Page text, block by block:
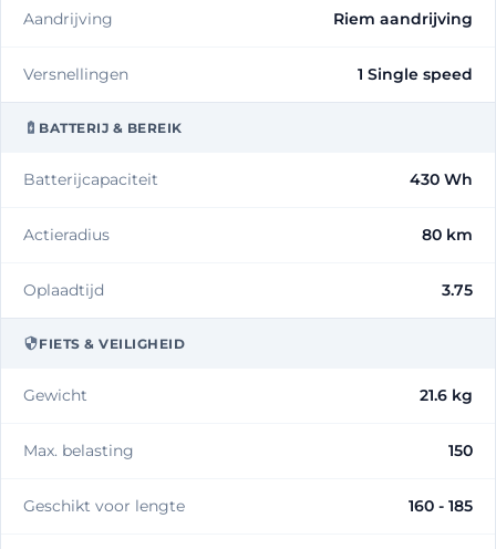
Aandrijving Riem aandrijving
Versnellingen 1 Single speed
BATTERIJ & BEREIK
Batterijcapaciteit 430 Wh
Actieradius 80 km
Oplaadtijd 3.75
FIETS & VEILIGHEID
Gewicht 21.6 kg
Max. belasting 150
Geschikt voor lengte 160 - 185